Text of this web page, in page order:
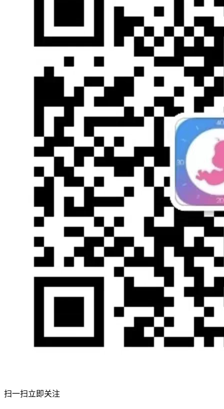
扫一扫立即关注